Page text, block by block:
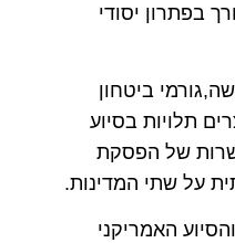
בפתרון יסודי
ביטחון
תלויות בסיוע
של הפסקת
על שתי המדינות.
האמריקני